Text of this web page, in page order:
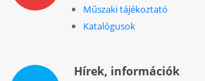
Műszaki tájékoztató
Katalógusok
Hírek, információk